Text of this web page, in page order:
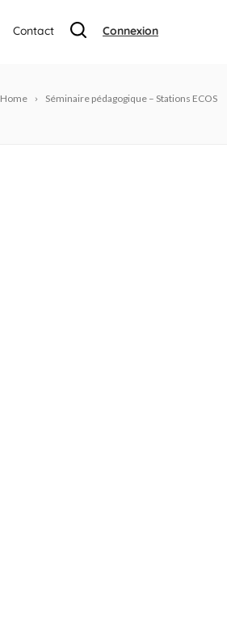
Contact Connexion
Home Séminaire pédagogique – Stations ECOS